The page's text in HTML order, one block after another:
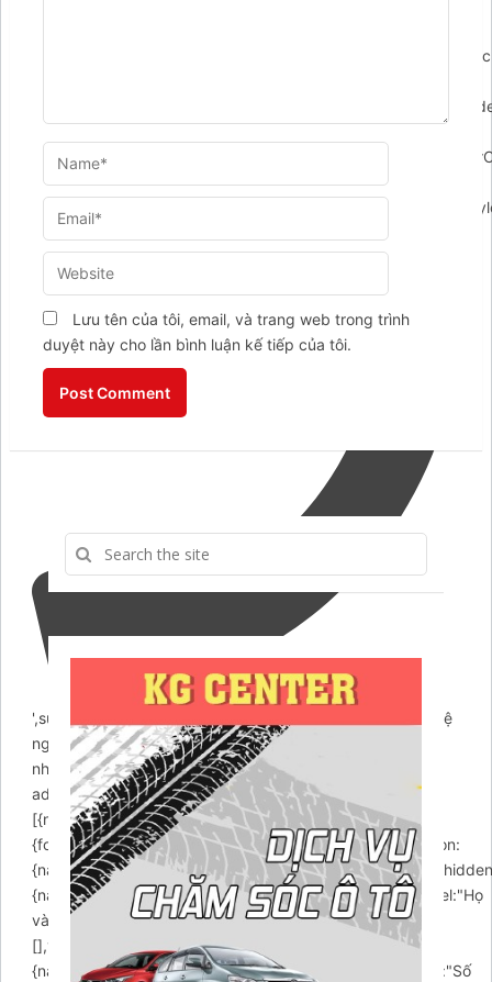
Lưu tên của tôi, email, và trang web trong trình
duyệt này cho lần bình luận kế tiếp của tôi.
contactus/res/img/
admin/admin-
của bạn. Tahico sẽ gọi lại sau ít phút!",layout:"text",},icon:'
',success:"Yêu cầu gọi lại đã được gửi. Chúng tôi sẽ liên hệ
ngay cho bạn.",error:"Lỗi mất rồi! thử lại
nhé.",action:'https://chamsocxekhanggia.com/wp-
admin/admin-ajax.php',buttons:
[{name:"submit",label:"Submit",type:"submit",},],fields:
{formId:{name:'formId',value:'callback',type:'hidden'},action:
{name:"name",enabled:true,required:false,type:"text",label:"Họ
và Tên",placeholder:"Nhập tên của bạn",values:
[],value:"",},phone:
{name:"phone",enabled:true,required:true,type:"tel",label:"Số